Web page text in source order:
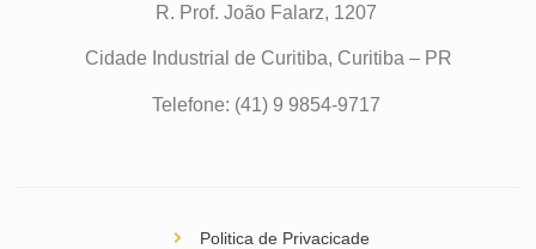
R. Prof. João Falarz, 1207
Cidade Industrial de Curitiba, Curitiba – PR
Telefone: (41) 9 9854-9717
Politica de Privacicade